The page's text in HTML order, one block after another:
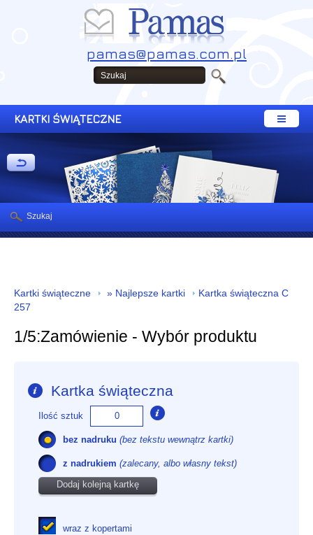
pamas@pamas.com.pl
KARTKI ŚWIĄTECZNE
Kartki świąteczne » Najlepsze kartki
Kartka świąteczna C
257
1/5:Zamówienie - Wybór produktu
Kartka świąteczna
Ilość sztuk
bez nadruku (bez tekstu wewnątrz kartki)
z nadrukiem (zalecany, albo własny tekst)
Dodaj kolejną kartkę
wraz z kopertami
Szukaj